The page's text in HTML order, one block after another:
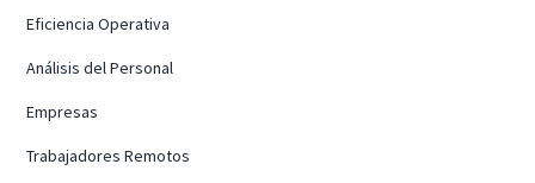
Eficiencia Operativa
Análisis del Personal
Empresas
Trabajadores Remotos